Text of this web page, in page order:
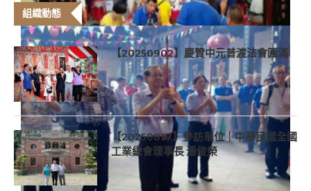
組織動態
【20250902】慶贊中元普渡法會圓滿
【20250817】參訪單位｜中華民國全國
工業總會理事長 潘俊榮